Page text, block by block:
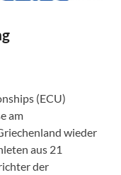
(ECU)
am
wieder
aus 21
der